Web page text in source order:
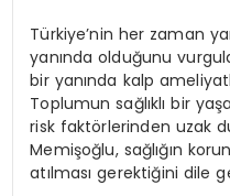
Türkiye’nin her zaman
yanında olduğunu
bir yanında kalp
Toplumun sağlıklı bir
risk faktörlerinden uzak
Memişoğlu, sağlığın
atılması gerektiğini dile